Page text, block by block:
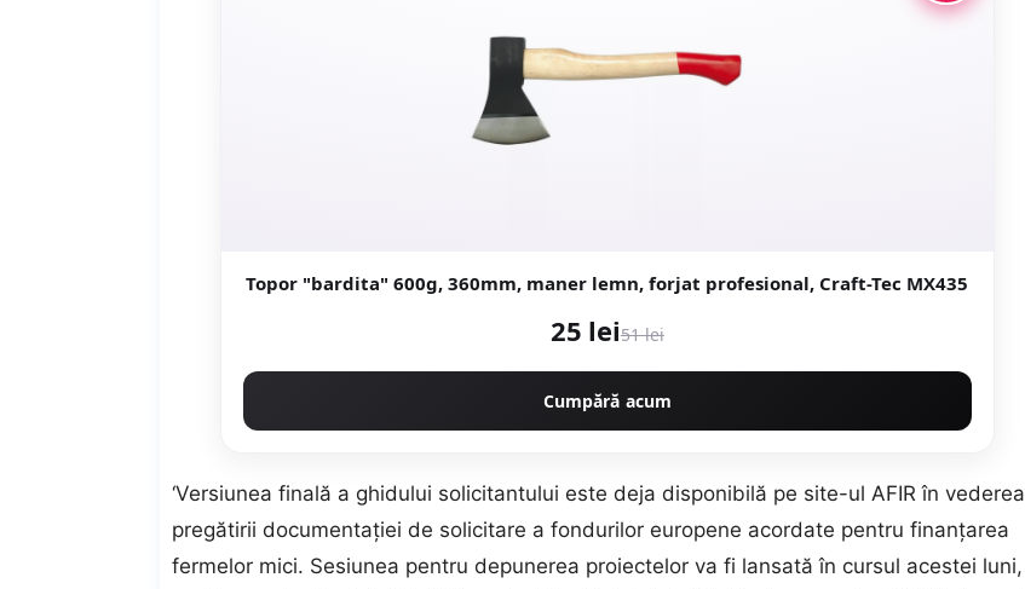
Topor "bardita" 600g, 360mm, maner lemn, forjat profesional, Craft-Tec MX435
25 lei51 lei
Cumpără acum
‘Versiunea finală a ghidului solicitantului este deja disponibilă pe site-ul AFIR în vederea
pregătirii documentaţiei de solicitare a fondurilor europene acordate pentru finanţarea
fermelor mici. Sesiunea pentru depunerea proiectelor va fi lansată în cursul acestei luni,